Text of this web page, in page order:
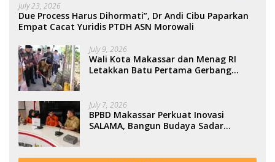
July 23, 2026
Due Process Harus Dihormati”, Dr Andi Cibu Paparkan
Empat Cacat Yuridis PTDH ASN Morowali
July 9, 2026
Wali Kota Makassar dan Menag RI
Letakkan Batu Pertama Gerbang
July 7, 2026
BPBD Makassar Perkuat Inovasi
SALAMA, Bangun Budaya Sadar